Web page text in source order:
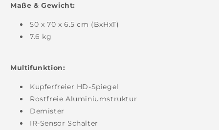
Maße & Gewicht:
50 x 70 x 6.5 cm (BxHxT)
7.6 kg
Multifunktion:
Kupferfreier HD-Spiegel
Rostfreie Aluminiumstruktur
Demister
IR-Sensor Schalter